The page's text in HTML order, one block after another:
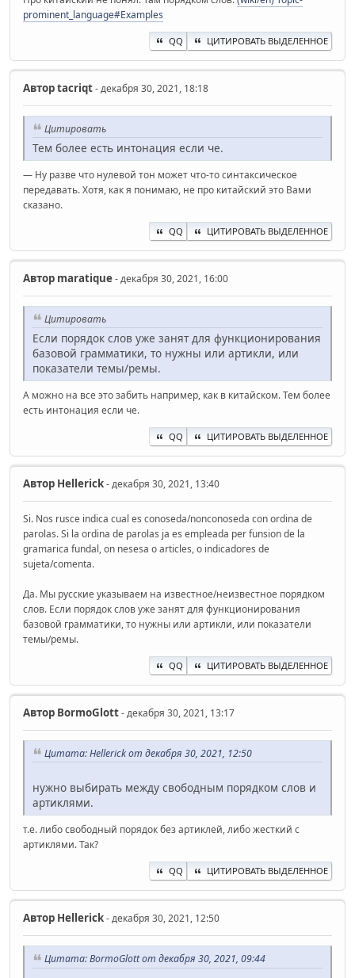
prominent_language#Examples
QQ ЦИТИРОВАТЬ ВЫДЕЛЕННОЕ
Авторta‍criqt- декабря 30, 2021, 18:18
Цитировать
Тем более есть интонация если че.
— Ну разве что нулевой тон может что-то синтаксическое
передавать. Хотя, как я понимаю, не про китайский это Вами
сказано.
QQ ЦИТИРОВАТЬ ВЫДЕЛЕННОЕ
Автор maratique- декабря 30, 2021, 16:00
Цитировать
Если порядок слов уже занят для функционирования
базовой грамматики, то нужны или артикли, или
показатели темы/ремы.
А можно на все это забить например, как в китайском. Тем более
есть интонация если че.
QQ ЦИТИРОВАТЬ ВЫДЕЛЕННОЕ
Автор Hellerick- декабря 30, 2021, 13:40
Si. Nos rusce indica cual es conoseda/nonconoseda con ordina de
parolas. Si la ordina de parolas ja es empleada per funsion de la
gramarica fundal, on nesesa o articles, o indicadores de
sujeta/comenta.
Да. Мы русские указываем на известное/неизвестное порядком
слов. Если порядок слов уже занят для функционирования
базовой грамматики, то нужны или артикли, или показатели
темы/ремы.
QQ ЦИТИРОВАТЬ ВЫДЕЛЕННОЕ
Автор BormoGlott- декабря 30, 2021, 13:17
Цитата: Hellerick от декабря 30, 2021, 12:50
нужно выбирать между свободным порядком слов и
артиклями.
т.е. либо свободный порядок без артиклей, либо жесткий с
артиклями. Так?
QQ ЦИТИРОВАТЬ ВЫДЕЛЕННОЕ
Автор Hellerick- декабря 30, 2021, 12:50
Цитата: BormoGlott от декабря 30, 2021, 09:44